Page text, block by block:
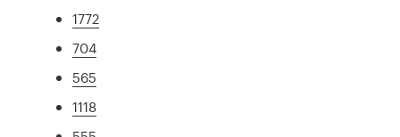
1772
704
565
1118